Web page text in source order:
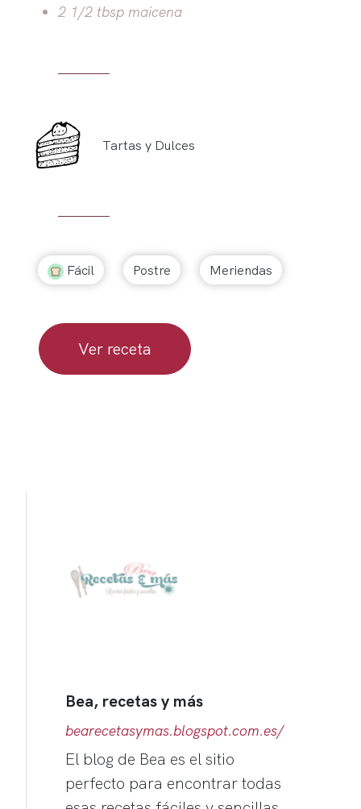
2 1/2 tbsp maicena
Tartas y Dulces
Fácil Postre Meriendas
Ver receta
Bea, recetas y más
bearecetasymas.blogspot.com.es/
El blog de Bea es el sitio
perfecto para encontrar todas